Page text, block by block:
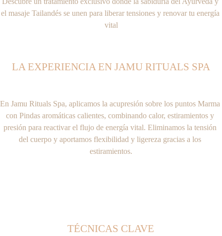
LA EXPERIENCIA EN JAMU RITUALS SPA
En Jamu Rituals Spa, aplicamos la acupresión sobre los puntos Marma
con Pindas aromáticas calientes, combinando calor, estiramientos y
presión para reactivar el flujo de energía vital. Eliminamos la tensión
del cuerpo y aportamos flexibilidad y ligereza gracias a los
estiramientos.
el masaje Tailandés se unen para liberar tensiones y renovar tu energía
vital
TÉCNICAS CLAVE